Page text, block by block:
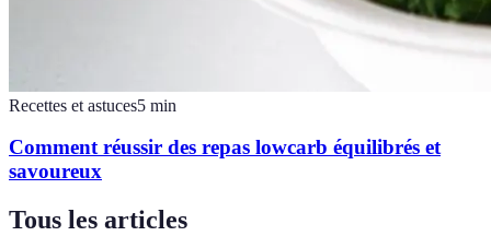
Recettes et astuces5 min
Comment réussir des repas lowcarb équilibrés et
savoureux
Tous les articles